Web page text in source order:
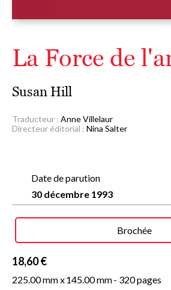
La Force de
Susan Hill
Traducteur : Anne Villelaur
Directeur éditorial : Nina Salter
Date de parution
30 décembre 1993
Brochée
18,60 €
225.00 mm x145.00 mm- 320 pages